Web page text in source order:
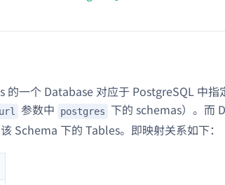
的一个 Database 对应于 PostgreSQL 中
参数中 postgres
下的 schemas）。而
Schema 下的 Tables。即映射关系如下：